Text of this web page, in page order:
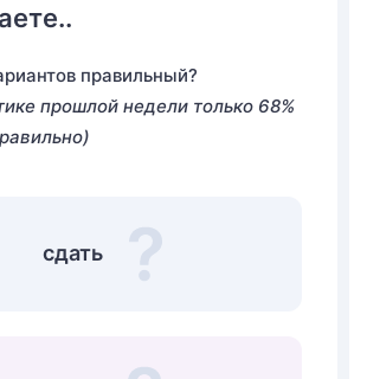
правильный?
прошлой недели только 68%
сдать